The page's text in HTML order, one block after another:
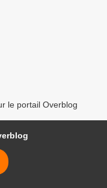
le portail Overblog